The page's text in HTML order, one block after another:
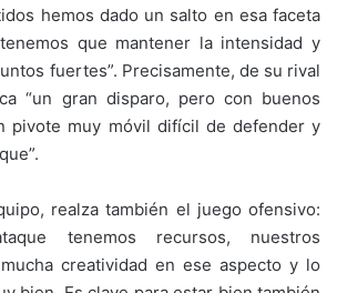
hemos dado un salto en esa faceta
que mantener la intensidad y
fuertes”. Precisamente, de su rival
“un gran disparo, pero con buenos
pivote muy móvil difícil de defender y
realza también el juego ofensivo:
tenemos recursos, nuestros
creatividad en ese aspecto y lo